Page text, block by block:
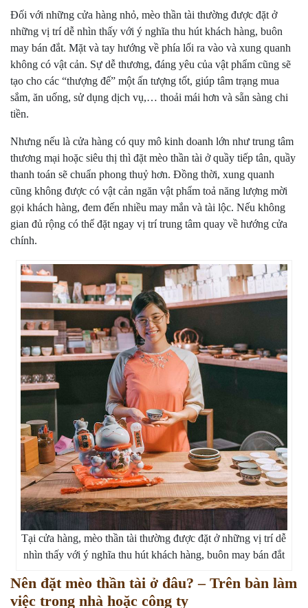
Đối với những cửa hàng nhỏ, mèo thần tài thường được đặt ở
những vị trí dễ nhìn thấy với ý nghĩa thu hút khách hàng, buôn
may bán đắt. Mặt và tay hướng về phía lối ra vào và xung quanh
không có vật cản. Sự dễ thương, đáng yêu của vật phẩm cũng sẽ
tạo cho các “thượng đế” một ấn tượng tốt, giúp tâm trạng mua
sắm, ăn uống, sử dụng dịch vụ,… thoải mái hơn và sẵn sàng chi
tiền.
Nhưng nếu là cửa hàng có quy mô kinh doanh lớn như trung tâm
thương mại hoặc siêu thị thì đặt mèo thần tài ở quầy tiếp tân, quầy
thanh toán sẽ chuẩn phong thuỷ hơn. Đồng thời, xung quanh
cũng không được có vật cản ngăn vật phẩm toả năng lượng mời
gọi khách hàng, đem đến nhiều may mắn và tài lộc. Nếu không
gian đủ rộng có thể đặt ngay vị trí trung tâm quay về hướng cửa
chính.
Tại cửa hàng, mèo thần tài thường được đặt ở những vị trí dễ
nhìn thấy với ý nghĩa thu hút khách hàng, buôn may bán đắt
Nên đặt mèo thần tài ở đâu? – Trên bàn làm
việc trong nhà hoặc công ty